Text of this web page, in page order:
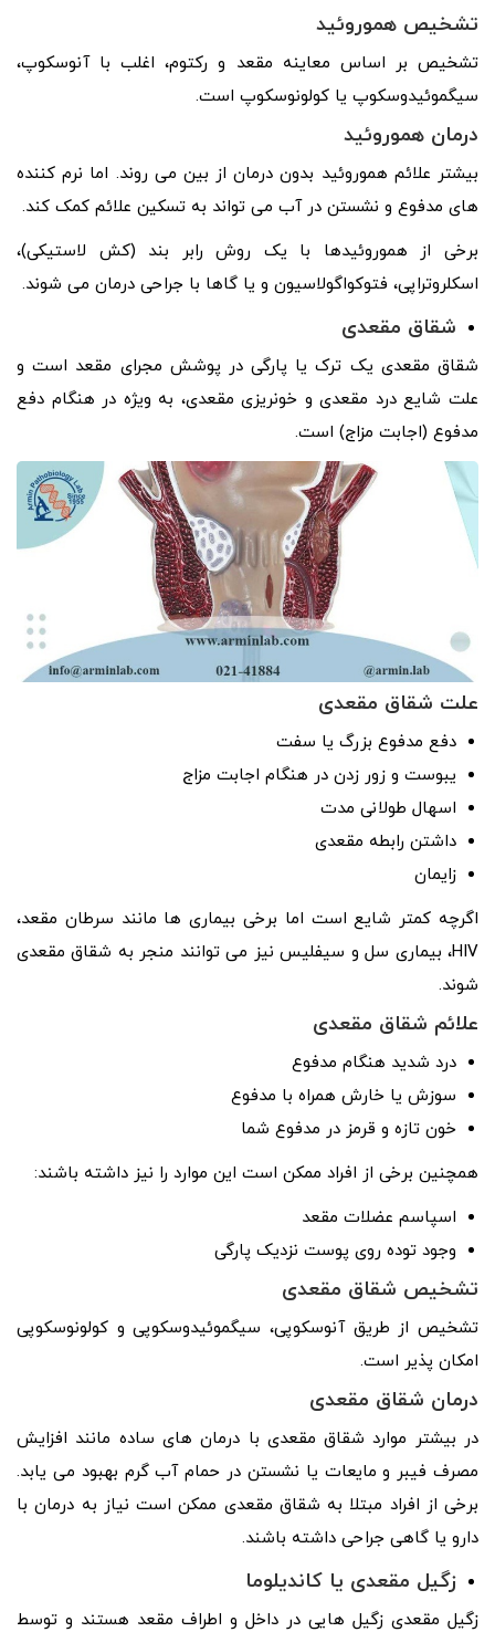
تشخیص هموروئید
تشخیص بر اساس معاینه مقعد و رکتوم، اغلب با آنوسکوپ،
سیگموئیدوسکوپ یا کولونوسکوپ است.
درمان هموروئید
بیشتر علائم هموروئید بدون درمان از بین می روند. اما نرم کننده
های مدفوع و نشستن در آب می تواند به تسکین علائم کمک کند.
برخی از هموروئیدها با یک روش رابر بند (کش لاستیکی)،
اسکلروتراپی، فتوکواگولاسیون و یا گاها با جراحی درمان می شوند.
شقاق مقعدی
شقاق مقعدی یک ترک یا پارگی در پوشش مجرای مقعد است و
علت شایع درد مقعدی و خونریزی مقعدی، به ویژه در هنگام دفع
مدفوع (اجابت مزاج) است.
علت شقاق مقعدی
دفع مدفوع بزرگ یا سفت
یبوست و زور زدن در هنگام اجابت مزاج
اسهال طولانی مدت
داشتن رابطه مقعدی
زایمان
اگرچه کمتر شایع است اما برخی بیماری ها مانند سرطان مقعد،
HIV، بیماری سل و سیفلیس نیز می توانند منجر به شقاق مقعدی
شوند.
علائم شقاق مقعدی
درد شدید هنگام مدفوع
سوزش یا خارش همراه با مدفوع
خون تازه و قرمز در مدفوع شما
همچنین برخی از افراد ممکن است این موارد را نیز داشته باشند:
اسپاسم عضلات مقعد
وجود توده روی پوست نزدیک پارگی
تشخیص شقاق مقعدی
تشخیص از طریق آنوسکوپی، سیگموئیدوسکوپی و کولونوسکوپی
امکان پذیر است.
درمان شقاق مقعدی
در بیشتر موارد شقاق مقعدی با درمان های ساده مانند افزایش
مصرف فیبر و مایعات یا نشستن در حمام آب گرم بهبود می یابد.
برخی از افراد مبتلا به شقاق مقعدی ممکن است نیاز به درمان با
دارو یا گاهی جراحی داشته باشند.
زگیل مقعدی یا کاندیلوما
زگیل مقعدی زگیل هایی در داخل و اطراف مقعد هستند و توسط